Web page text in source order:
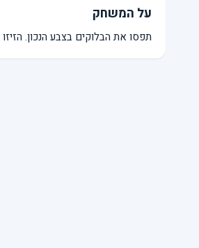
על המשחק
תפסו את הבלוקים בצבע הנכון.